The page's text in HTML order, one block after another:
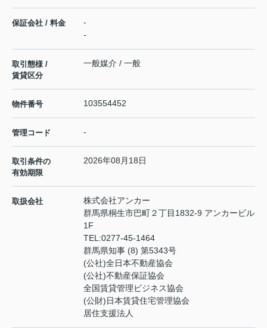
保証会社 / 料金
-
-
取引態様 /
賃貸区分
一般媒介 / 一般
物件番号 103554452
管理コード -
取引条件の
有効期限
2026年08月18日
取扱会社
株式会社アンカー
群馬県桐生市巴町２丁目1832-9 アンカービル
1F
TEL:0277-45-1464
群馬県知事 (8) 第5343号
(公社)全日本不動産協会
(公社)不動産保証協会
全国賃貸管理ビジネス協会
(公財)日本賃貸住宅管理協会
居住支援法人